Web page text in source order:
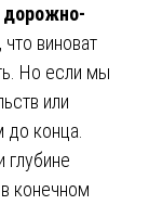
дорожно-
виноват
Но если мы
или
конца.
глубине
конечном